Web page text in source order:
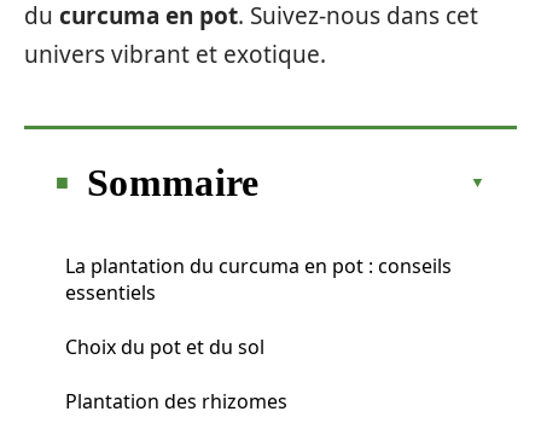
du curcuma en pot. Suivez-nous dans cet
univers vibrant et exotique.
Sommaire
La plantation du curcuma en pot : conseils
essentiels
Choix du pot et du sol
Plantation des rhizomes